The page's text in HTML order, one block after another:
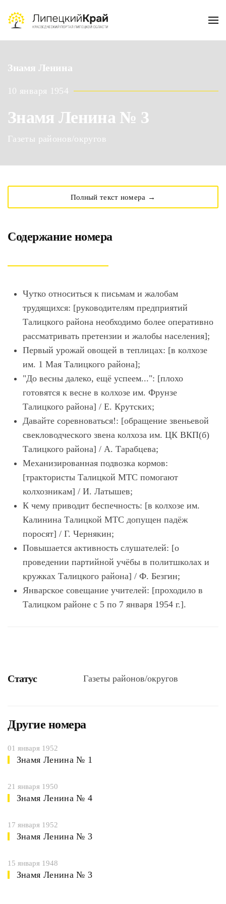
Skip to main content
Знамя Ленина
10 января 1954
Знамя Ленина № 3
Газеты районов/округов
Полный текст номера →
Содержание номера
Чутко относиться к письмам и жалобам
трудящихся: [руководителям предприятий
Талицкого района необходимо более оперативно
рассматривать претензии и жалобы населения];
Первый урожай овощей в теплицах: [в колхозе
им. 1 Мая Талицкого района];
"До весны далеко, ещё успеем...": [плохо
готовятся к весне в колхозе им. Фрунзе
Талицкого района] / Е. Крутских;
Давайте соревноваться!: [обращение звеньевой
свекловодческого звена колхоза им. ЦК ВКП(б)
Талицкого района] / А. Тарабцева;
Механизированная подвозка кормов:
[трактористы Талицкой МТС помогают
колхозникам] / И. Латышев;
К чему приводит беспечность: [в колхозе им.
Калинина Талицкой МТС допущен падёж
поросят] / Г. Чернякин;
Повышается активность слушателей: [о
проведении партийной учёбы в политшколах и
кружках Талицкого района] / Ф. Безгин;
Январское совещание учителей: [проходило в
Талицком районе с 5 по 7 января 1954 г.].
Статус Газеты районов/округов
Другие номера
01 января 1952
Знамя Ленина № 1
21 января 1950
Знамя Ленина № 4
17 января 1952
Знамя Ленина № 3
15 января 1948
Знамя Ленина № 3